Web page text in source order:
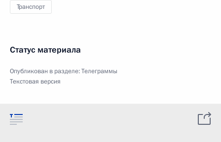
Транспорт
Статус материала
Опубликован в разделе:Телеграммы
Текстовая версия